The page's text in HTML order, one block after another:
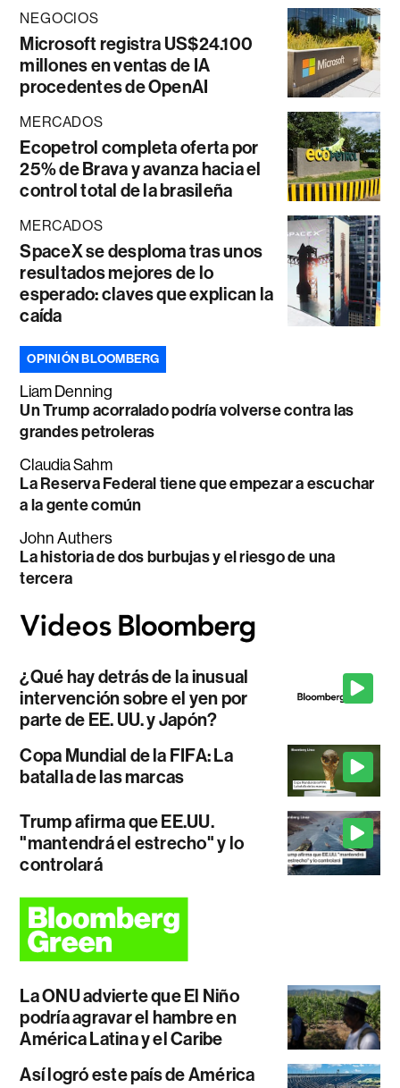
NEGOCIOS
Microsoft registra US$24.100
millones en ventas de IA
procedentes de OpenAI
MERCADOS
Ecopetrol completa oferta por
25% de Brava y avanza hacia el
control total de la brasileña
MERCADOS
SpaceX se desploma tras unos
resultados mejores de lo
esperado: claves que explican la
caída
OPINIÓN BLOOMBERG
Liam Denning
Un Trump acorralado podría volverse contra las
grandes petroleras
Claudia Sahm
La Reserva Federal tiene que empezar a escuchar
a la gente común
John Authers
La historia de dos burbujas y el riesgo de una
tercera
¿Qué hay detrás de la inusual
intervención sobre el yen por
parte de EE. UU. y Japón?
Copa Mundial de la FIFA: La
batalla de las marcas
Trump afirma que EE.UU.
"mantendrá el estrecho" y lo
controlará
La ONU advierte que El Niño
podría agravar el hambre en
América Latina y el Caribe
Así logró este país de América